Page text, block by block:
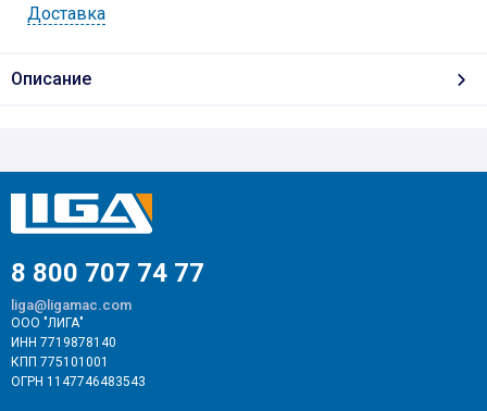
Доставка
Описание
8 800 707 74 77
liga@ligamac.com
ООО "ЛИГА"
ИНН 7719878140
КПП 775101001
ОГРН 1147746483543